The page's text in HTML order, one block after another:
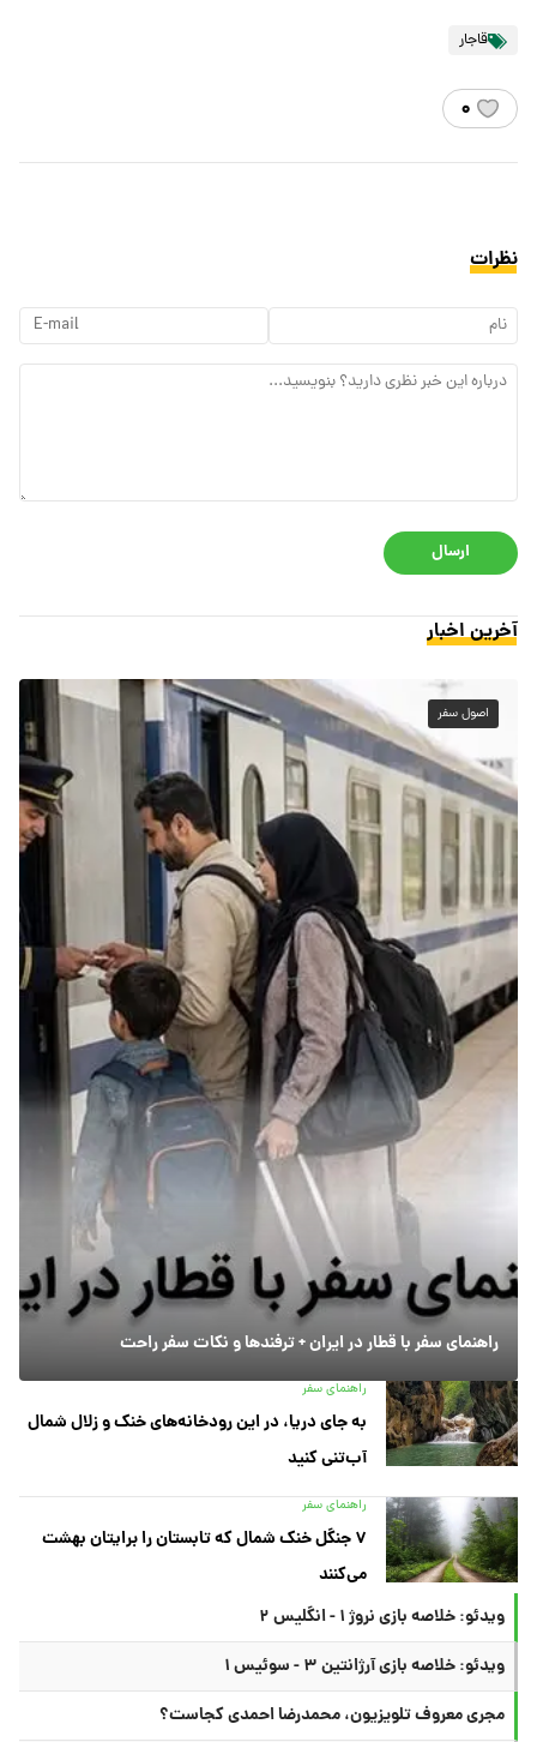
قاجار
۰
نظرات
ارسال
آخرین اخبار
اصول سفر
راهنمای سفر با قطار در ایران + ترفندها و نکات سفر راحت
راهنمای سفر
به جای دریا، در این رودخانه‌های خنک و زلال شمال
آب‌تنی کنید
راهنمای سفر
۷ جنگل خنک شمال که تابستان را برایتان بهشت
می‌کنند
ویدئو: خلاصه بازی نروژ ۱ - انگلیس ۲
ویدئو: خلاصه بازی آرژانتین ۳ - سوئیس ۱
مجری معروف تلویزیون، محمدرضا احمدی کجاست؟